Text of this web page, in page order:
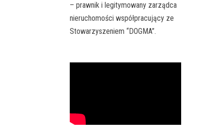
– prawnik i legitymowany zarządca
nieruchomości współpracujący ze
Stowarzyszeniem “DOGMA”.